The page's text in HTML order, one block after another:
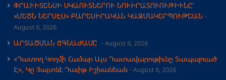
ՓՐԱՒԻՏԵՆՍԻ ՍԿԱՈՒՏՆԵՐՈՒ ՆՈՒԻՐԱՏՈՒՈՒԹԻՒՆԸ՝
«ՄԵԾՆ ՆԵՐՍԷՍ» ԲԱՐԵՍԻՐԱԿԱՆ ԿԱԶՄԱԿԵՐՊՈՒԹԵԱՆ
August 6, 2026
ԱՐՏԱԾՄԱՆ ՃԳՆԱԺԱՄԸ August 6, 2026
«Դատող Կողմի Համար Այս Դատավարութիւնը Տապալուած
Է», Կը Յայտնէ Դաւիթ Իշխանեան
August 6, 2026